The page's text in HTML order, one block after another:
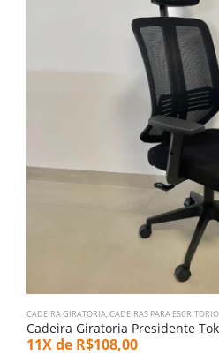
CADEIRA GIRATORIA,CADEIRAS PARA ESCRITORIO
Cadeira Giratoria Presidente
11X de R$108,00